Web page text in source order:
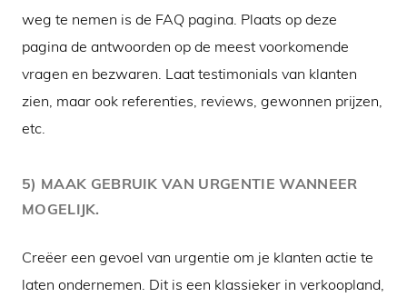
weg te nemen is de FAQ pagina. Plaats op deze
pagina de antwoorden op de meest voorkomende
vragen en bezwaren. Laat testimonials van klanten
zien, maar ook referenties, reviews, gewonnen prijzen,
etc.
5) MAAK GEBRUIK VAN URGENTIE WANNEER
MOGELIJK.
Creëer een gevoel van urgentie om je klanten actie te
laten ondernemen. Dit is een klassieker in verkoopland,